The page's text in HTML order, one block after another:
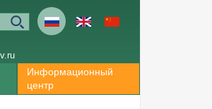
Информационный
центр